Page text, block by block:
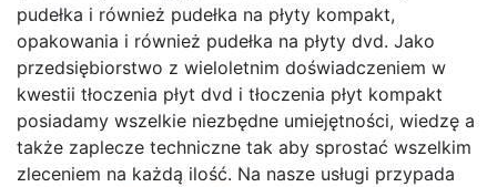
pudełka i również pudełka na płyty kompakt,
opakowania i również pudełka na płyty dvd. Jako
przedsiębiorstwo z wieloletnim doświadczeniem w
kwestii tłoczenia płyt dvd i tłoczenia płyt kompakt
posiadamy wszelkie niezbędne umiejętności, wiedzę a
także zaplecze techniczne tak aby sprostać wszelkim
zleceniem na każdą ilość. Na nasze usługi przypada